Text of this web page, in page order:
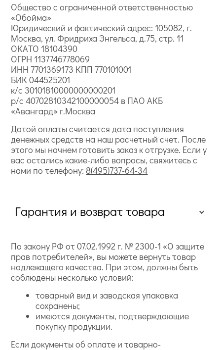
Общество с ограниченной ответственностью
«Обойма»
Юридический и фактический адрес: 105082, г.
Москва, ул. Фридриха Энгельса, д.75, стр. 11
ОКАТО 18104390
ОГРН 1137746778069
ИНН 7701369173 КПП 770101001
БИК 044525201
к/с 30101810000000000201
р/с 40702810342100000054 в ПАО АКБ
«Авангард» г.Москва
Датой оплаты считается дата поступления
денежных средств на наш расчетный счет. После
этого мы начнем готовить заказ к отгрузке. Если у
вас остались какие-либо вопросы, свяжитесь с
нами по телефону: 8(495)737-64-34
Гарантия и возврат товара
По закону РФ от 07.02.1992 г. № 2300-1 «О защите
прав потребителей», вы можете вернуть товар
надлежащего качества. При этом, должны быть
соблюдены несколько условий:
товарный вид и заводская упаковка
сохранены;
имеются документы, подтверждающие
покупку продукции.
Если документы об оплате и товарно-